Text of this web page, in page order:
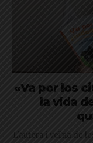
«Va por los
la vida
L'autora i veïna de